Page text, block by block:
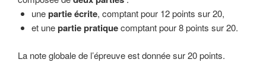
unepartie écrite, comptant pour 12 points sur 20,
et unepartie pratiquecomptant pour 8 points sur 20.
La note globale de l’épreuve est donnée sur 20 points.